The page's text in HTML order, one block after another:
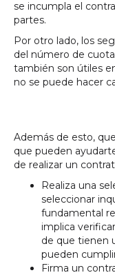
se incumpla el
partes.
Por otro lado, los
del número de
también son útiles
no se puede hacer
Además de esto,
que pueden
de realizar un
Realiza una
seleccionar
fundamental
implica
de que tienen
pueden
Firma un